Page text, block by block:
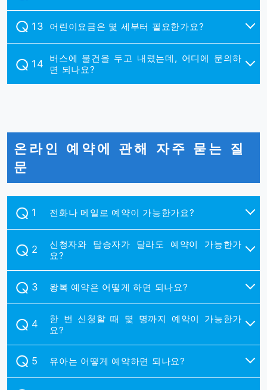
어린이요금은 몇 세부터 필요한가요?
버스에 물건을 두고 내렸는데, 어디에 문의하
면 되나요?
온라인 예약에 관해 자주 묻는 질
문
전화나 메일로 예약이 가능한가요?
신청자와 탑승자가 달라도 예약이 가능한가
요?
왕복 예약은 어떻게 하면 되나요?
한 번 신청할 때 몇 명까지 예약이 가능한가
요?
유아는 어떻게 예약하면 되나요?